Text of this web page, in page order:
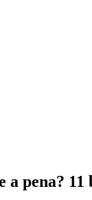
a pena? 11